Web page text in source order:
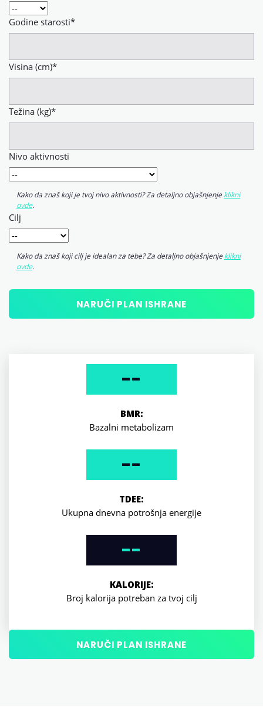
Godine starosti*
Visina (cm)*
Težina (kg)*
Nivo aktivnosti
Kako da znaš koji je tvoj nivo aktivnosti? Za detaljno objašnjenje klikni
ovde.
Cilj
Kako da znaš koji cilj je idealan za tebe? Za detaljno objašnjenje klikni
ovde.
--
BMR:
Bazalni metabolizam
--
TDEE:
Ukupna dnevna potrošnja energije
--
KALORIJE:
Broj kalorija potreban za tvoj cilj